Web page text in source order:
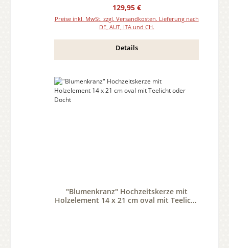
Regulärer Preis:
129,95 €
Preise inkl. MwSt. zzgl. Versandkosten. Lieferung nach
DE, AUT, ITA und CH.
Details
"Blumenkranz" Hochzeitskerze mit
Holzelement 14 x 21 cm oval mit Teelicht